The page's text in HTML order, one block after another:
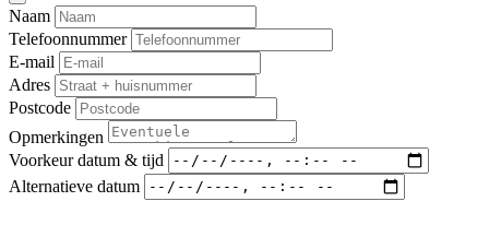
Naam
Telefoonnummer
E-mail
Adres
Postcode
Opmerkingen
Voorkeur datum & tijd
Alternatieve datum